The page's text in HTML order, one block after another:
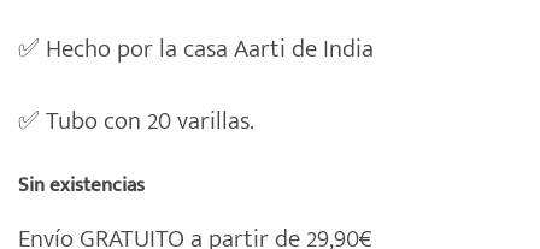
✅ Hecho por la casa Aarti de India
✅Tubo con 20 varillas.
Sin existencias
Envío GRATUITO a partir de 29,90€